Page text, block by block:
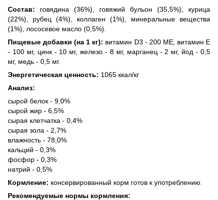
Состав: говядина (36%), говяжий бульон (35,5%), курица
(22%), рубец (4%), коллаген (1%), минеральные вещества
(1%), лососевое масло (0,5%).
Пищевые добавки (на 1 кг): витамин D3 - 200 МЕ, витамин E
- 100 мг, цинк - 10 мг, железо - 8 мг, марганец - 2 мг, йод - 0,5
мг, медь - 0,5 мг.
Энергетическая ценность: 1065 ккал/кг
Анализ:
сырой белок - 9,0%
сырой жир - 6,5%
сырая клетчатка - 0,4%
сырая зола - 2,7%
влажность - 78,0%
кальций - 0,3%
фосфор - 0,3%
натрий - 0,5%
Кормление: консервированный корм готов к употреблению.
Рекомендуемые нормы кормления: